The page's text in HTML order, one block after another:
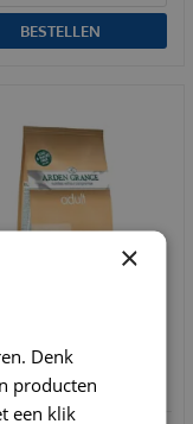
BESTELLEN
grange dog adult
×
Denk
producten
een klik